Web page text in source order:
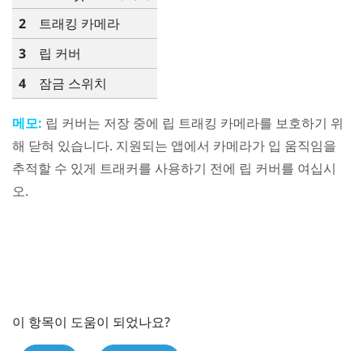
2
트래킹 카메라
3
립 커버
4
잠금 스위치
메모: 립 커버는 저장 중에 립 트래킹 카메라를 보호하기 위
해 닫혀 있습니다. 지원되는 앱에서 카메라가 입 움직임을
추적할 수 있게 트래커를 사용하기 전에 립 커버를 여십시
오.
이 항목이 도움이 되었나요?